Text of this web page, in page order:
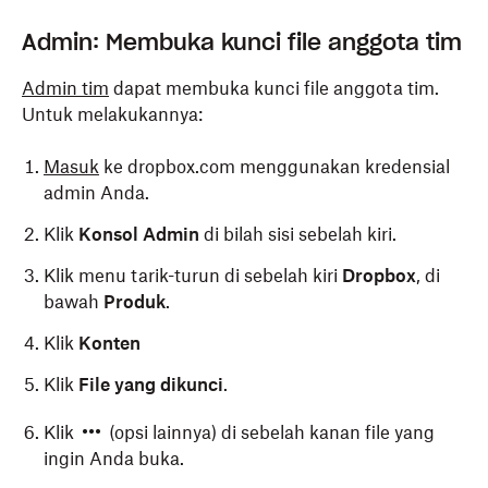
Admin: Membuka kunci file anggota tim
Admin tim dapat membuka kunci file anggota tim.
Untuk melakukannya:
Masuk ke dropbox.com menggunakan kredensial
admin Anda.
Klik Konsol Admin di bilah sisi sebelah kiri.
Klik menu tarik-turun di sebelah kiri Dropbox, di
bawah Produk.
Klik Konten
Klik File yang dikunci.
Klik
(opsi lainnya) di sebelah kanan file yang
ingin Anda buka.